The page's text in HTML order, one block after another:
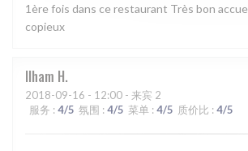
1ère fois dans ce restaurant Très bon
copieux
Ilham H
2018-09-16 - 12:00 - 来宾 2
服务 : 4/5 氛围 : 4/5 菜单 : 4/5 质价比 : 4/5